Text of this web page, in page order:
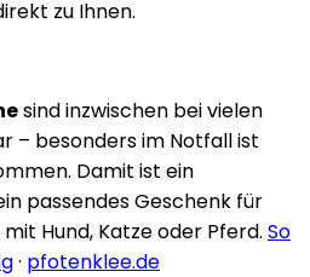
zu Ihnen.
sind inzwischen bei vielen
– besonders im Notfall ist
Damit ist ein
passendes Geschenk für
Hund, Katze oder Pferd. So
· pfotenklee.de